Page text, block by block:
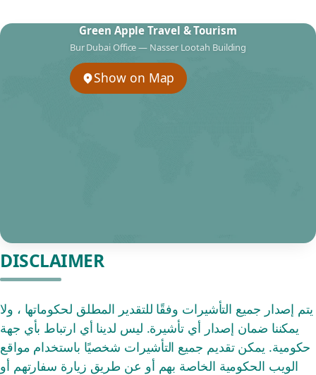
Green Apple Travel & Tourism
Bur Dubai Office — Nasser Lootah Building
Show on Map
DISCLAIMER
يتم إصدار جميع التأشيرات وفقًا للتقدير المطلق لحكوماتها ، ولا
يمكننا ضمان إصدار أي تأشيرة. ليس لدينا أي ارتباط بأي جهة
حكومية. يمكن تقديم جميع التأشيرات شخصيًا باستخدام مواقع
الويب الحكومية الخاصة بهم أو عن طريق زيارة سفارتهم أو